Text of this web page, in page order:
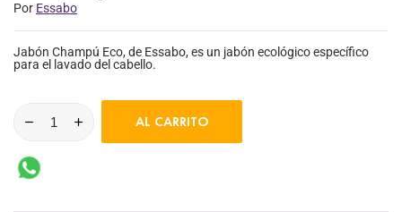
Por Essabo
Jabón Champú Eco, de Essabo, es un jabón ecológico específico
para el lavado del cabello.
AL CARRITO